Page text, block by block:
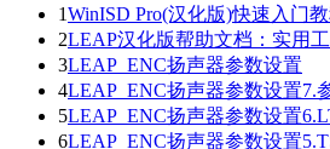
1WinISD Pro(汉化版)快速入门
2LEAP汉化版帮助文档：实用
3LEAP_ENC扬声器参数设置
4LEAP_ENC扬声器参数设置7.
5LEAP_ENC扬声器参数设置
6LEAP_ENC扬声器参数设置